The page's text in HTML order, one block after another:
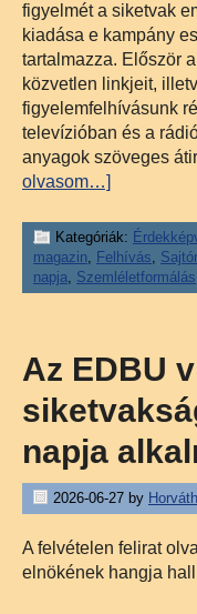
figyelmét a siketvak
kiadása e kampány
tartalmazza. Először
közvetlen linkjeit,
figyelemfelhívásunk
televízióban és a
anyagok szöveges
olvasom…]
Kategóriák:
magazin, Felhívás,
napja, Szemléletformálás
Az EDBU
napja
2026-06-27 by
A felvételen felirat
elnökének hangja